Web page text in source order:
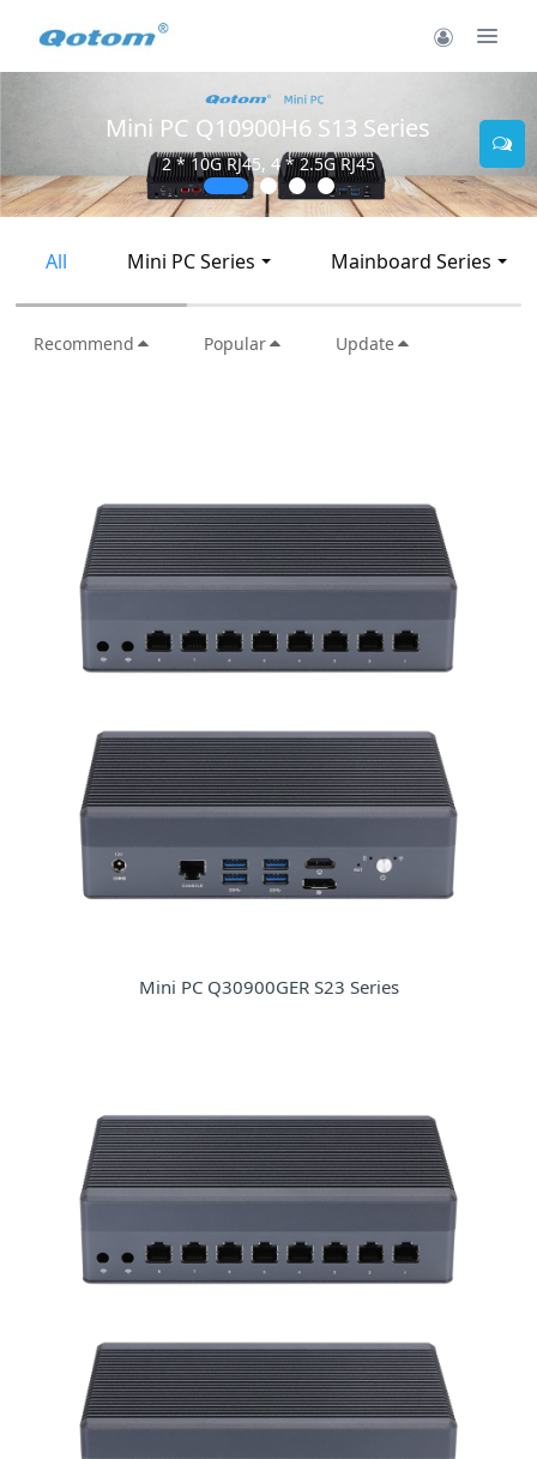
Mini PC Q30900SE S13 Series
2 * 10G SFP+, 6 * 2.5G RJ45
All Mini PC Series Mainboard Series
Recommend Popular Update
Mini PC Q30900GER S23 Series